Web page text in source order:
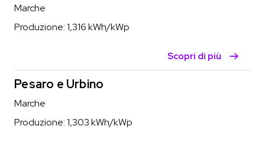
Marche
Produzione:1,316kWh/kWp
Scopri di più
Pesaro e Urbino
Marche
Produzione:1,303kWh/kWp